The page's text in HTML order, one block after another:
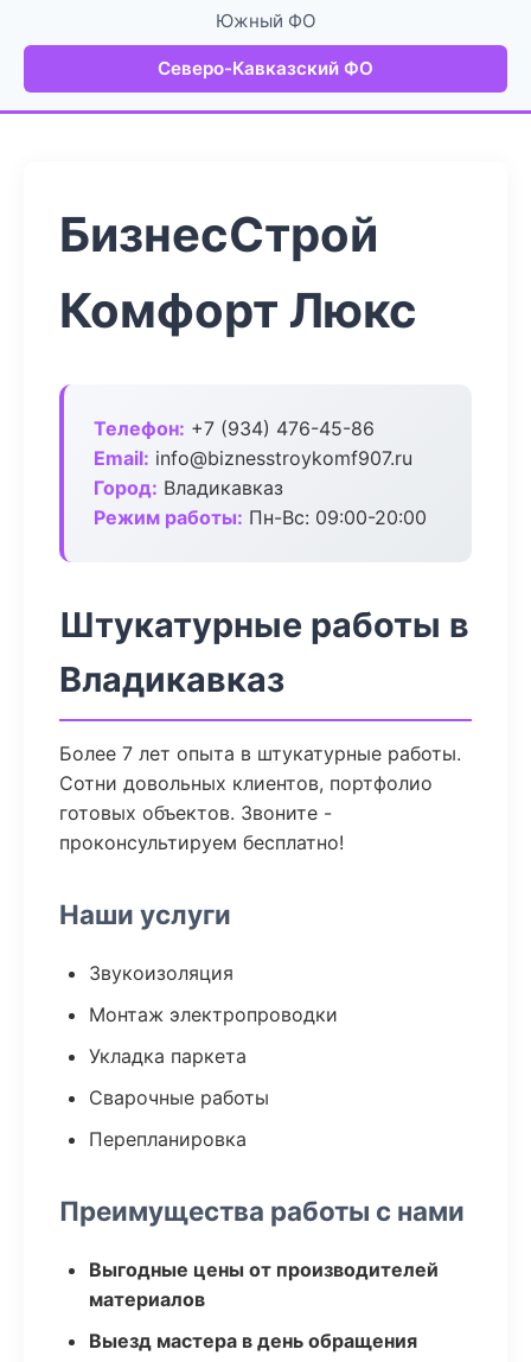
Южный ФО
Северо-Кавказский ФО
БизнесСтрой
Комфорт Люкс
Телефон: +7 (934) 476-45-86
Email: info@biznesstroykomf907.ru
Город: Владикавказ
Режим работы: Пн-Вс: 09:00-20:00
Штукатурные работы в
Владикавказ
Более 7 лет опыта в штукатурные работы.
Сотни довольных клиентов, портфолио
готовых объектов. Звоните -
проконсультируем бесплатно!
Наши услуги
Звукоизоляция
Монтаж электропроводки
Укладка паркета
Сварочные работы
Перепланировка
Преимущества работы с нами
Выгодные цены от производителей
материалов
Выезд мастера в день обращения